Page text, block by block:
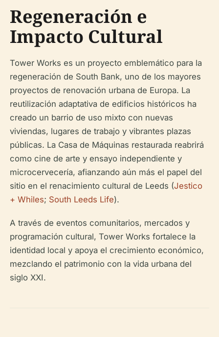
Regeneración e
Impacto Cultural
Tower Works es un proyecto emblemático para la
regeneración de South Bank, uno de los mayores
proyectos de renovación urbana de Europa. La
reutilización adaptativa de edificios históricos ha
creado un barrio de uso mixto con nuevas
viviendas, lugares de trabajo y vibrantes plazas
públicas. La Casa de Máquinas restaurada reabrirá
como cine de arte y ensayo independiente y
microcervecería, afianzando aún más el papel del
sitio en el renacimiento cultural de Leeds (Jestico
+ Whiles; South Leeds Life).
A través de eventos comunitarios, mercados y
programación cultural, Tower Works fortalece la
identidad local y apoya el crecimiento económico,
mezclando el patrimonio con la vida urbana del
siglo XXI.